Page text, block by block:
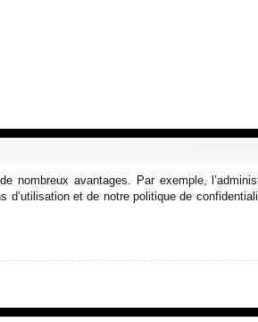
avantages. Par exemple,
et de notre politique de